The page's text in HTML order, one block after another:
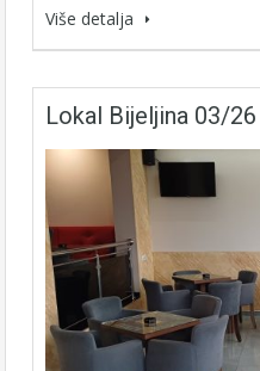
Više detalja
Lokal Bijeljina 03/26